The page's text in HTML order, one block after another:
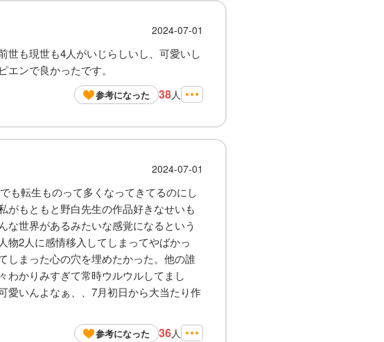
2024-07-01
も現世も4人がいじらしいし、可愛いし
ンで良かったです。
参考になった 38人
2024-07-01
も転生ものって多くなってきてるのにし
がもともと野白先生の作品好きなせいも
世界があるみたいな感覚になるという
物2人に感情移入してしまってやばかっ
しまった心の穴を埋めたかった。他の誰
わかりみすぎて常時ウルウルしてまし
愛いんよなぁ、、7月初日から大当たり作
参考になった 36人